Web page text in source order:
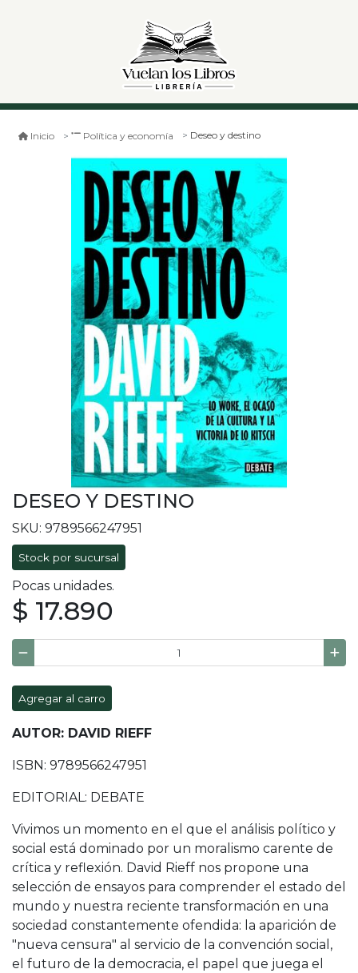
Inicio Política y economía Deseo y destino
DESEO Y DESTINO
SKU: 9789566247951
Stock por sucursal
Pocas unidades.
$ 17.890
Agregar al carro
AUTOR: DAVID RIEFF
ISBN: 9789566247951
EDITORIAL: DEBATE
Vivimos un momento en el que el análisis político y
social está dominado por un moralismo carente de
crítica y reflexión. David Rieff nos propone una
selección de ensayos para comprender el estado del
mundo y nuestra reciente transformación en una
sociedad constantemente ofendida: la aparición de
"nueva censura" al servicio de la convención social,
el futuro de la democracia, el papel que juega el